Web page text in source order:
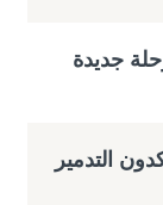
جديدة
التدمير